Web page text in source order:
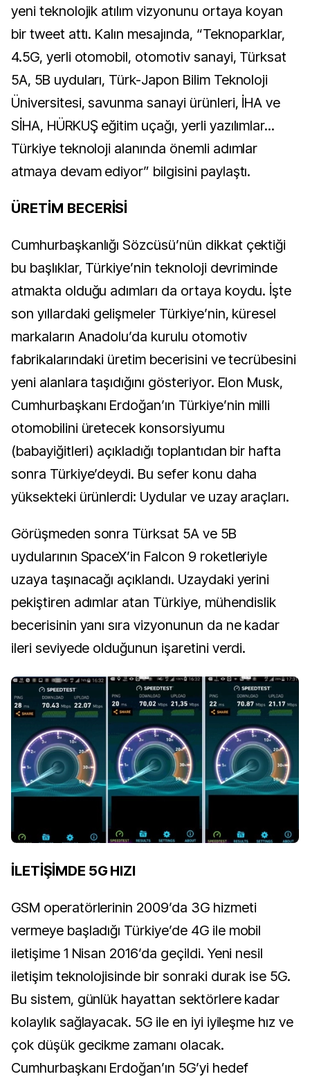
yeni teknolojik atılım vizyonunu ortaya koyan
bir tweet attı. Kalın mesajında, “Teknoparklar,
4.5G, yerli otomobil, otomotiv sanayi, Türksat
5A, 5B uyduları, Türk-Japon Bilim Teknoloji
Üniversitesi, savunma sanayi ürünleri, İHA ve
SİHA, HÜRKUŞ eğitim uçağı, yerli yazılımlar...
Türkiye teknoloji alanında önemli adımlar
atmaya devam ediyor” bilgisini paylaştı.
ÜRETİM BECERİSİ
Cumhurbaşkanlığı Sözcüsü’nün dikkat çektiği
bu başlıklar, Türkiye’nin teknoloji devriminde
atmakta olduğu adımları da ortaya koydu. İşte
son yıllardaki gelişmeler Türkiye’nin, küresel
markaların Anadolu’da kurulu otomotiv
fabrikalarındaki üretim becerisini ve tecrübesini
yeni alanlara taşıdığını gösteriyor. Elon Musk,
Cumhurbaşkanı Erdoğan’ın Türkiye’nin milli
otomobilini üretecek konsorsiyumu
(babayiğitleri) açıkladığı toplantıdan bir hafta
sonra Türkiye’deydi. Bu sefer konu daha
yüksekteki ürünlerdi: Uydular ve uzay araçları.
Görüşmeden sonra Türksat 5A ve 5B
uydularının SpaceX’in Falcon 9 roketleriyle
uzaya taşınacağı açıklandı. Uzaydaki yerini
pekiştiren adımlar atan Türkiye, mühendislik
becerisinin yanı sıra vizyonunun da ne kadar
ileri seviyede olduğunun işaretini verdi.
İLETİŞİMDE 5G HIZI
GSM operatörlerinin 2009’da 3G hizmeti
vermeye başladığı Türkiye’de 4G ile mobil
iletişime 1 Nisan 2016’da geçildi. Yeni nesil
iletişim teknolojisinde bir sonraki durak ise 5G.
Bu sistem, günlük hayattan sektörlere kadar
kolaylık sağlayacak. 5G ile en iyi iyileşme hız ve
çok düşük gecikme zamanı olacak.
Cumhurbaşkanı Erdoğan’ın 5G’yi hedef